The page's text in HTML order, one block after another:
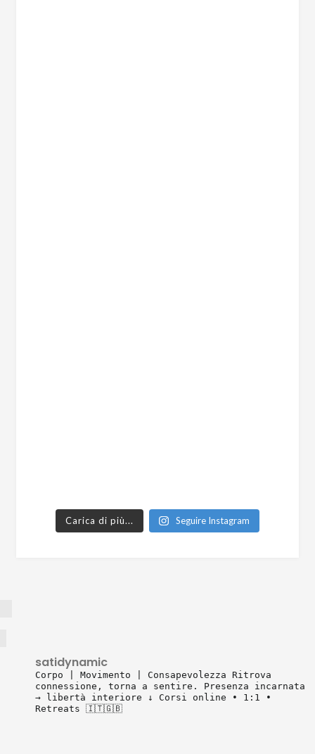
Carica di più... Seguire Instagram
satidynamic
Corpo | Movimento | Consapevolezza Ritrova
connessione, torna a sentire.
Presenza incarnata
→ libertà interiore ↓ Corsi online • 1:1 •
Retreats 🇮🇹🇬🇧